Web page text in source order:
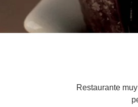
Restaurante